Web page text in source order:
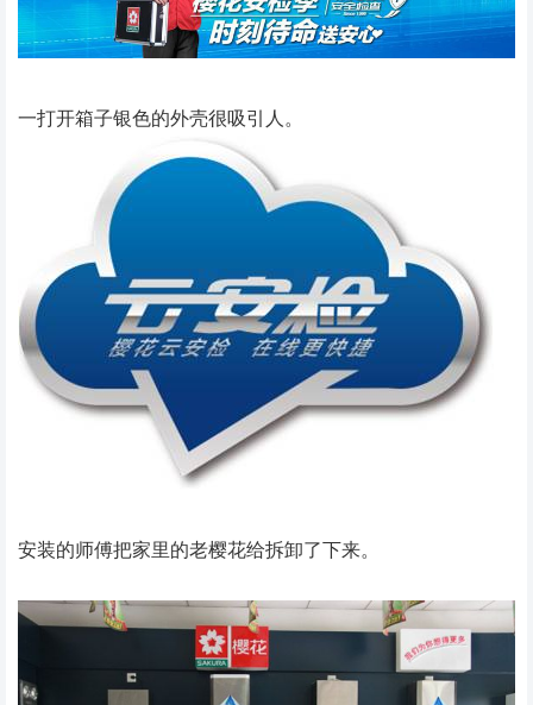
一打开箱子银色的外壳很吸引人。
安装的师傅把家里的老樱花给拆卸了下来。